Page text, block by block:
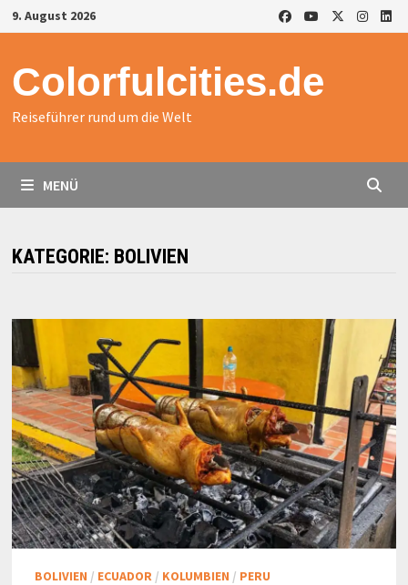
Zurück
zum
9. August 2026
Colorfulcities.de
Reiseführer rund um die Welt
MENÜ
KATEGORIE: BOLIVIEN
BOLIVIEN / ECUADOR / KOLUMBIEN / PERU